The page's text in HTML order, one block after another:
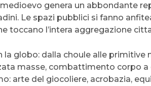
medioevo genera un abbondante
Le spazi pubblici si fanno
toccano l’intera aggregazione
la globo: dalla choule alle
masse, combattimento corpo a
arte del giocoliere, acrobazia,